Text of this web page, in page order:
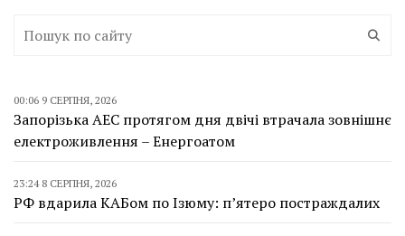
00:06 9 СЕРПНЯ, 2026
Запорізька АЕС протягом дня двічі втрачала зовнішнє
електроживлення – Енергоатом
23:24 8 СЕРПНЯ, 2026
РФ вдарила КАБом по Ізюму: п’ятеро постраждалих